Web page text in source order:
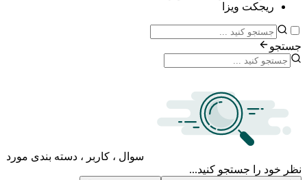
ویزا
سوال ، کاربر ، دسته بندی مورد
جستجو کنید...